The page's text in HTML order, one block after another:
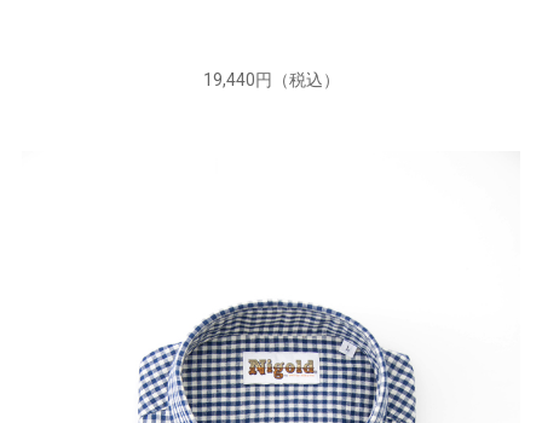
19,440円（税込）